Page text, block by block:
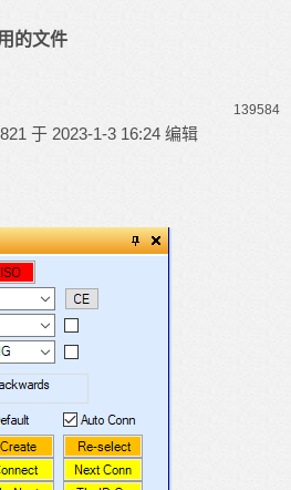
的文件
139584
于 2023-1-3 16:24 编辑